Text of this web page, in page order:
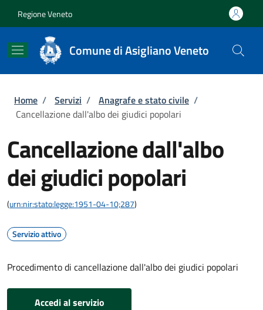
Regione Veneto
Comune di Asigliano Veneto
Briciole di pane
Home / Servizi / Anagrafe e stato civile /
Cancellazione dall'albo dei giudici popolari
Cancellazione dall'albo
dei giudici popolari
(urn:nir:stato:legge:1951-04-10;287)
Servizio attivo
Procedimento di cancellazione dall'albo dei giudici popolari
Accedi al servizio